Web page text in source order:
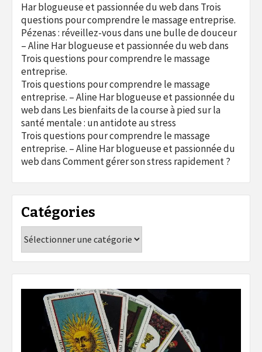
Har blogueuse et passionnée du webdans Trois
questions pour comprendre le massage entreprise.
Pézenas : réveillez-vous dans une bulle de douceur
– Aline Har blogueuse et passionnée du webdans
Trois questions pour comprendre le massage
entreprise.
Trois questions pour comprendre le massage
entreprise. – Aline Har blogueuse et passionnée du
webdans Les bienfaits de la course à pied sur la
santé mentale : un antidote au stress
Trois questions pour comprendre le massage
entreprise. – Aline Har blogueuse et passionnée du
webdansComment gérer son stress rapidement ?
Catégories